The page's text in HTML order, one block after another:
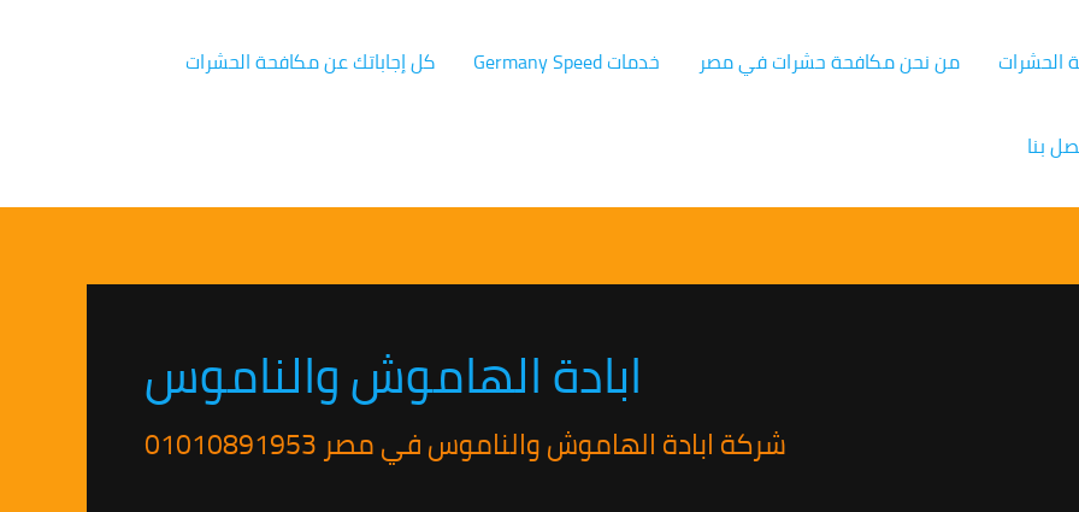
الحشرات من نحن مكافحة حشرات في مصر خدمات Germany Speed كل إجاباتك عن مكافحة الحشرات
بنا
ابادة الهاموش والناموس
شركة ابادة الهاموش والناموس في مصر 01010891953